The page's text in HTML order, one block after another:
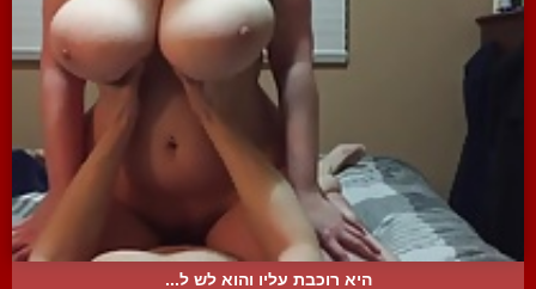
היא רוכבת עליו והוא לש ל...